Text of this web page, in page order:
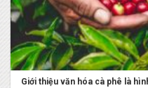
Giới thiệu văn hóa cà phê là